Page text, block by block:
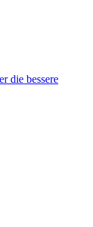
die bessere